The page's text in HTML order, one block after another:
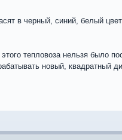
в черный, синий, белый
тепловоза нельзя было
новый, квадратный